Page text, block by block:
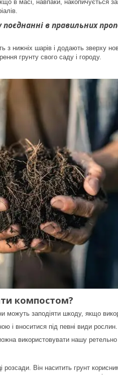
в масі, навпаки, накопичується
в правильних
з нижніх шарів і додають зверху
грунту свого саду і городу.
компостом?
можуть заподіяти шкоду, якщо
і вноситися під певні види рослин.
використовувати нашу ретельно
розсади. Він наситить грунт